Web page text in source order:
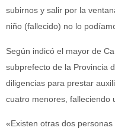
subirnos y salir por la
niño (fallecido) no lo
Según indicó el mayor de
subprefecto de la Provincia
diligencias para prestar
cuatro menores, falleciendo
«Existen otras dos